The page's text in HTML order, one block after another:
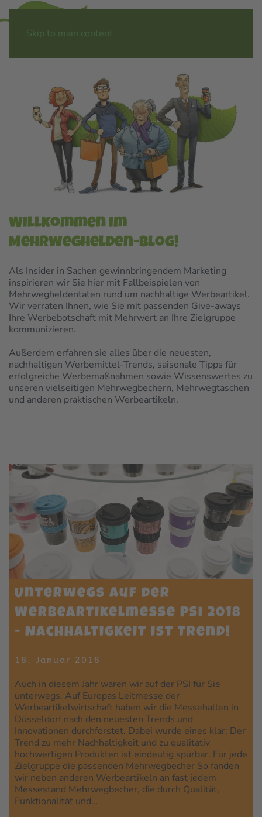
Skip to main content
Willkommen im
Mehrweghelden-Blog!
Als Insider in Sachen gewinnbringendem Marketing
inspirieren wir Sie hier mit Fallbeispielen von
Mehrwegheldentaten rund um nachhaltige Werbeartikel.
Wir verraten Ihnen, wie Sie mit passenden Give-aways
Ihre Werbebotschaft mit Mehrwert an Ihre Zielgruppe
kommunizieren.
Außerdem erfahren sie alles über die neuesten,
nachhaltigen Werbemittel-Trends, saisonale Tipps für
erfolgreiche Werbemaßnahmen sowie Wissenswertes zu
unseren vielseitigen Mehrwegbechern, Mehrwegtaschen
und anderen praktischen Werbeartikeln.
Unterwegs auf der
Werbeartikelmesse PSI 2018
- Nachhaltigkeit ist Trend!
18. Januar 2018
Auch in diesem Jahr waren wir auf der PSI für Sie
unterwegs. Auf Europas Leitmesse der
Werbeartikelwirtschaft haben wir die Messehallen in
Düsseldorf nach den neuesten Trends und
Innovationen durchforstet. Dabei wurde eines klar: Der
Trend zu mehr Nachhaltigkeit und zu qualitativ
hochwertigen Produkten ist eindeutig spürbar. Für jede
Zielgruppe die passenden Mehrwegbecher So fanden
wir neben anderen Werbeartikeln an fast jedem
Messestand Mehrwegbecher, die durch Qualität,
Funktionalität und…